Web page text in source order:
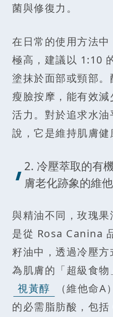
菌與修復力。
在日常的使用方法
極高，建議以 1:10
塗抹於面部或頸部
瘦臉按摩，能有效
活力。對於追求水
說，它是維持肌膚健
2. 冷壓萃取的有
膚老化跡象的維
與精油不同，玫瑰
是從 Rosa Canina
籽油中，透過冷壓
為肌膚的「超級食物
視黃醇
（維他命
的必需脂肪酸，包